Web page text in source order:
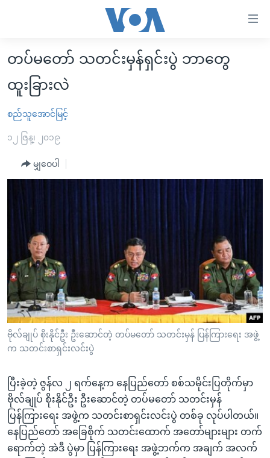
လွယ်ကူ
သည့်
Link
များ
စာမျက်နှာ
သို့
ကျော်
ကြည့်
ရှာဖွေ
ရန်
နေရာ
သို့
ကျော်
မူလစာမျက်နှာ
မြန်မာ
ကမ္ဘာ့သတင်းများ
တရုတ်
ရပ်ဝန်းတခု လမ်းတခု အလွန်
မကြေးမုံရဲ့ အင်္ဂလိပ်စာ
ရုပ်ရှင်ထဲက အင်္ဂလိပ်စာ
သုတပဒေသာ အင်္ဂလိပ်စာ
ရေဒီယို
တီဗွီ
ရေဒီယိုနှင့်ရုပ်သံ အချက်အလက်များ
ရေဒီယို/တီဗွီအစီအစဉ်
Learning English
ဗွီအိုအေ လူမှုကွန်ယက်များ
ဘာသာစကားများ
တပ်မတော် သတင်းမှန်ရှင်းပွဲ ဘာတွေ
ထူးခြားလဲ
စည်သူအောင်မြင့်
၁၂ ဇြန္၊ ၂၀၁၉
မျှဝေပါ
ဗိုလ်ချုပ် စိုးနိုင်ဦး ဦးဆောင်တဲ့ တပ်မတော် သတင်းမှန် ပြန်ကြားရေး အဖွဲ့
က သတင်းစာရှင်းလင်းပွဲ
ပြီးခဲ့တဲ့ ဇွန်လ ၂ ရက်နေ့က နေပြည်တော် စစ်သမိုင်းပြတိုက်မှာ
ဗိုလ်ချုပ် စိုးနိုင်ဦး ဦးဆောင်တဲ့ တပ်မတော် သတင်းမှန်
ပြန်ကြားရေး အဖွဲ့က သတင်းစာရှင်းလင်းပွဲ တစ်ခု လုပ်ပါတယ်။
နေပြည်တော် အခြေစိုက် သတင်းထောက် အတော်များများ တက်
ရောက်တဲ့ အဲဒီ ပွဲမှာ ပြန်ကြားရေး အဖွဲ့ဘက်က အချက် အလက်